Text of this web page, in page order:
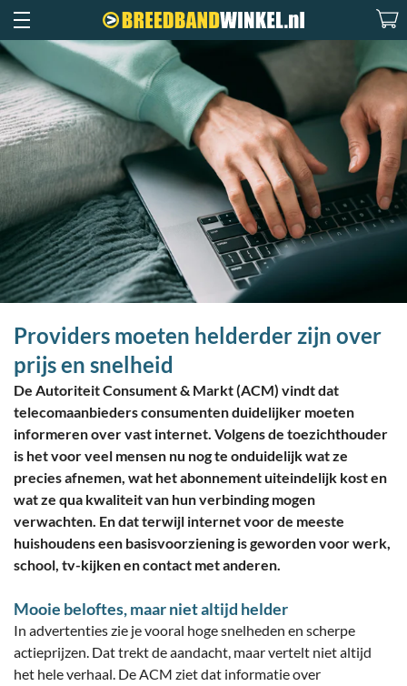
Providers moeten helderder zijn over
prijs en snelheid
De Autoriteit Consument & Markt (ACM) vindt dat
telecomaanbieders consumenten duidelijker moeten
informeren over vast internet. Volgens de toezichthouder
is het voor veel mensen nu nog te onduidelijk wat ze
precies afnemen, wat het abonnement uiteindelijk kost en
wat ze qua kwaliteit van hun verbinding mogen
verwachten. En dat terwijl internet voor de meeste
huishoudens een basisvoorziening is geworden voor werk,
school, tv-kijken en contact met anderen.
Mooie beloftes, maar niet altijd helder
In advertenties zie je vooral hoge snelheden en scherpe
actieprijzen. Dat trekt de aandacht, maar vertelt niet altijd
het hele verhaal. De ACM ziet dat informatie over